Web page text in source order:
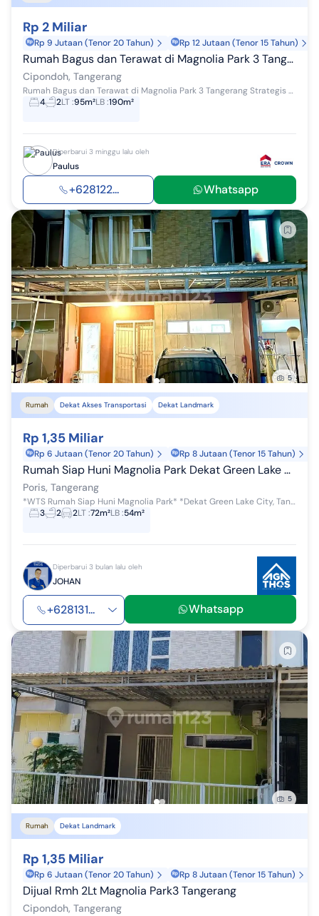
Rp 2 Miliar
Rp 9 Jutaan (Tenor 20 Tahun) Rp 12 Jutaan (Tenor 15 Tahun)
Rumah Bagus dan Terawat di Magnolia Park 3 Tangerang Strategis
Cipondoh, Tangerang
Rumah Bagus dan Terawat di Magnolia Park 3 Tangerang Strategis LT/LB: 95/190 4 KT 2 KM PLN 5500W SHM
4
2LT:95m²LB:190m²
Diperbarui 3 minggu lalu oleh
Paulus
+628122... Whatsapp
5
Rumah Dekat Akses Transportasi Dekat Landmark
Rp 1,35 Miliar
Rp 6 Jutaan (Tenor 20 Tahun) Rp 8 Jutaan (Tenor 15 Tahun)
Rumah Siap Huni Magnolia Park Dekat Green Lake dan Tol
Poris, Tangerang
*WTS Rumah Siap Huni Magnolia Park* *Dekat Green Lake City, Tangerang Kota* Dekat dengan pusat kuliner Poris Dekat dengan stasiun KRL Dekat dengan ...
3
2 2LT:72m²LB:54m²
Diperbarui 3 bulan lalu oleh
JOHAN
+628131... Whatsapp
5
Rumah Dekat Landmark
Rp 1,35 Miliar
Rp 6 Jutaan (Tenor 20 Tahun) Rp 8 Jutaan (Tenor 15 Tahun)
Dijual Rmh 2Lt Magnolia Park3 Tangerang
Cipondoh, Tangerang